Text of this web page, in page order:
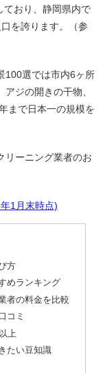
ており、静岡県内で
を誇ります。（参
100選では市内6ヶ所
ジの開きの干物、
まで日本一の規模を
リーニング業者のお
1月末時点)
方
めランキング
者の料金を比較
コミ
上
たい豆知識